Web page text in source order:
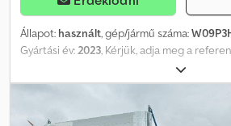
Állapot: használt, gép/jármű száma:
Gyártási év:2023, Kérjük, adja meg a
ajánlatkéréshez: 23706 Műszaki adatok: •
érvényes: 2026.11.22-ig • Modellév: 2023 •
(ld. képek) • Emelőtengely az 1. tengelyen
• Pótkocsi hossza kihúzott állapotban: 21,15